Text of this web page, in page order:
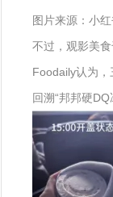
图片来源：小红
不过，观影美
Foodaily认为
回溯“邦邦硬